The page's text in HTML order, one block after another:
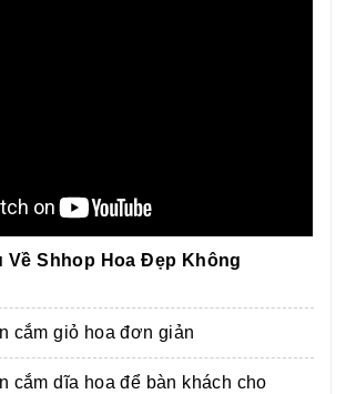
Về Shhop Hoa Đẹp Không
cắm giỏ hoa đơn giản
cắm dĩa hoa để bàn khách cho